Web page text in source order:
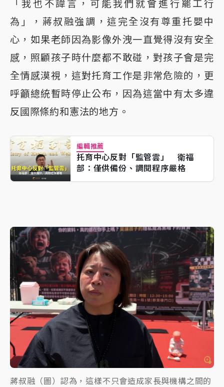
「我也不諱言，可能我們就會進行罷工行
為」，蔣叔融強調，這完全沒有尊重托嬰中
心，如果老師因為影像外洩一直覺得沒有安全
感，照顧孩子時什麼都不敢碰，對孩子會是完
全情感漠視，這對托育工作是非常危險的，更
呼籲總統暫時停止公布，因為這當中有太多違
反國際條約和憲法的地方。
編輯推薦
托育中心反對「監管雲」 衛福
部：僅供備份、調閱程序嚴格
蔣叔融（圖）認為，這樣不只會造成家長與機構之間的